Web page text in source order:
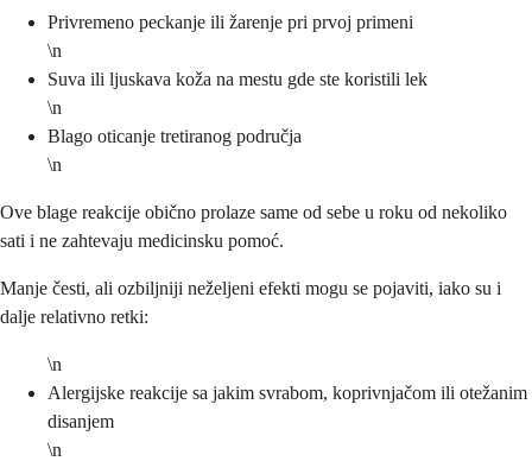
Privremeno peckanje ili žarenje pri prvoj primeni
\n
Suva ili ljuskava koža na mestu gde ste koristili lek
\n
Blago oticanje tretiranog područja
\n
Ove blage reakcije obično prolaze same od sebe u roku od nekoliko
sati i ne zahtevaju medicinsku pomoć.
Manje česti, ali ozbiljniji neželjeni efekti mogu se pojaviti, iako su i
dalje relativno retki:
\n
Alergijske reakcije sa jakim svrabom, koprivnjačom ili otežanim
disanjem
\n